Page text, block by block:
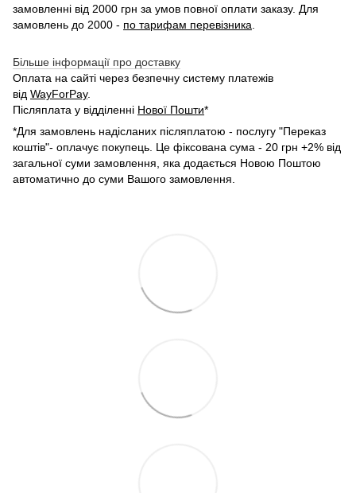
замовленні від 2000 грн за умов повної оплати заказу. Для
замовлень до 2000 - по тарифам перевізника
Більше інформації про доставку
Оплата на сайті через безпечну систему платежів
від WayForPay.
Післяплата у відділенні Нової Пошти*
*Для замовлень надісланих післяплатою - послугу "Переказ
коштів"- оплачує покупець. Це фіксована сума - 20 грн +2% від
загальної суми замовлення, яка додається Новою Поштою
автоматично до суми Вашого замовлення.